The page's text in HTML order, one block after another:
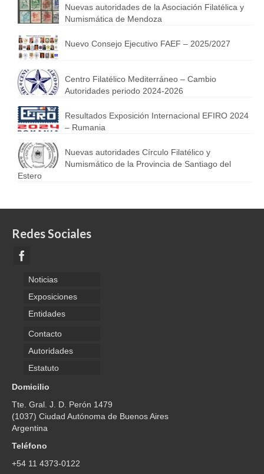
Nuevas autoridades de la Asociación Filatélica y
Numismática de Mendoza
Nuevo Consejo Ejecutivo FAEF – 2025/2027
Centro Filatélico Mediterráneo – Cambio
Autoridades periodo 2024-2026
Resultados Exposición Internacional EFIRO 2024
– Rumania
Nuevas autoridades Círculo Filatélico y
Numismático de la Provincia de Santiago del
Estero
Redes Sociales
Noticias
Exposiciones
Entidades
Contacto
Autoridades
Estatuto
Domicilio
Tte. Gral. J. D. Perón 1479
(1037) Ciudad Autónoma de Buenos Aires
Argentina
Teléfono
+54 11 4373-0122